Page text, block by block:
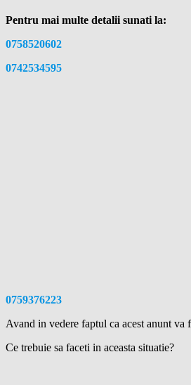
Pentru mai multe detalii sunati la:
0758520602
0742534595
0759376223
Avand in vedere faptul ca acest anunt
Ce trebuie sa faceti in aceasta situatie?